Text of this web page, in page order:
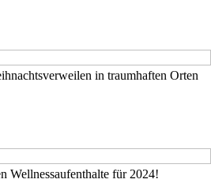
in traumhaften Orten
Wellnessaufenthalte für 2024!